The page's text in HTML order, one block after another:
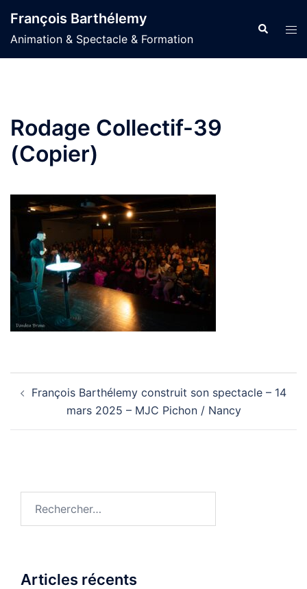
au
contenu
François Barthélemy
Animation & Spectacle & Formation
Rodage Collectif-39
(Copier)
d’article
François Barthélemy construit son spectacle – 14
mars 2025 – MJC Pichon / Nancy
Articles récents